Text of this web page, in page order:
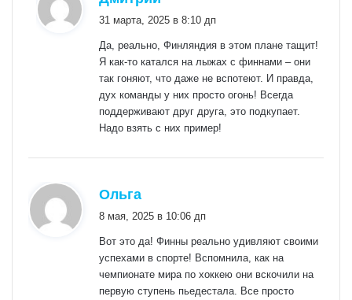
31 марта, 2025 в 8:10 дп
Да, реально, Финляндия в этом плане тащит!
Я как-то катался на лыжах с финнами – они
так гоняют, что даже не вспотеют. И правда,
дух команды у них просто огонь! Всегда
поддерживают друг друга, это подкупает.
Надо взять с них пример!
Ольга
8 мая, 2025 в 10:06 дп
Вот это да! Финны реально удивляют своими
успехами в спорте! Вспомнила, как на
чемпионате мира по хоккею они вскочили на
первую ступень пьедестала. Все просто